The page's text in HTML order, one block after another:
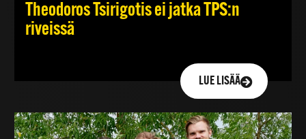
Theodoros Tsirigotis ei jatka TPS:n
riveissä
LUE LISÄÄ